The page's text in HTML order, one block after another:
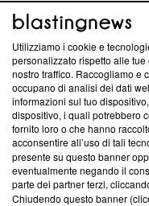
Blasting News
contro le fake
ABOUT LINEA
Questa sezione offre
News, sui nostri
creare news di qualità.
Utilizziamo i cookie e
personalizzato rispetto alle
nostro traffico. Raccogliamo e
occupano di analisi dei dati
informazioni sul tuo
dispositivo, i quali potrebbero
fornito loro o che hanno
acconsentire all’uso di tali
presente su questo banner
eventualmente negando il
parte dei partner terzi,
Chiudendo questo banner